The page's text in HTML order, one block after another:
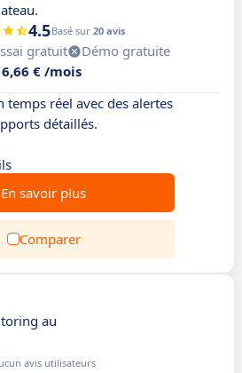
4.5Basé sur 20 avis
gratuit
Démo gratuite
€ /mois
temps réel avec des alertes
détaillés.
En savoir plus
Comparer
au
avis utilisateurs